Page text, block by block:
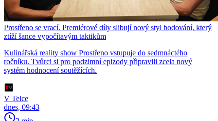
Prostřeno se vrací. Premiérové díly slibují nový styl bodování, který
ztíží šance vypočítavým taktikům
Kulinářská reality show Prostřeno vstupuje do sedmnáctého
ročníku. Tvůrci si pro podzimní epizody připravili zcela nový
systém hodnocení soutěžících.
V Telce
dnes, 09:43